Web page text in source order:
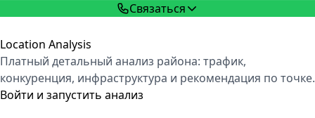
Связаться
Location Analysis
Платный детальный анализ района: трафик,
конкуренция, инфраструктура и рекомендация по точке.
Войти и запустить анализ